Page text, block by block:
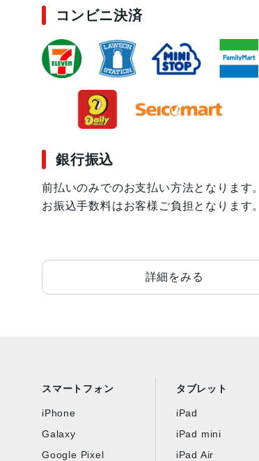
コンビニ決済
銀行振込
前払いのみでのお支払い方法となります。
お振込手数料はお客様ご負担となります。
詳細をみる
スマートフォン
iPhone
Galaxy
Google Pixel
タブレット
iPad
iPad mini
iPad Air